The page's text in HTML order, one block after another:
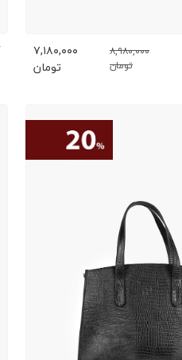
۸,۹۸۰,۰۰۰
تومان
۷,۱۸۰,۰۰۰
تومان